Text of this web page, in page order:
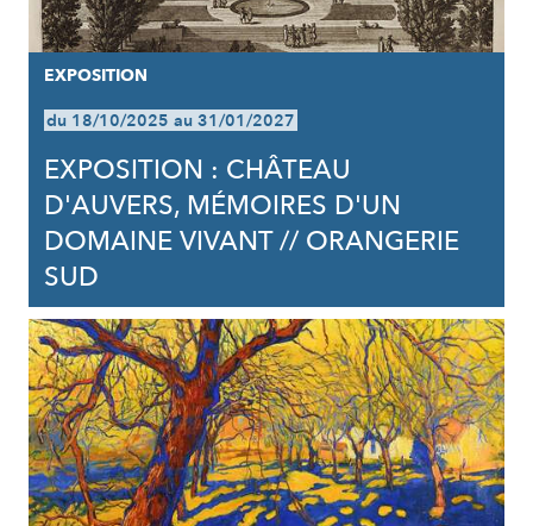
EXPOSITION
du 18/10/2025 au 31/01/2027
EXPOSITION : CHÂTEAU
D'AUVERS, MÉMOIRES D'UN
DOMAINE VIVANT // ORANGERIE
SUD